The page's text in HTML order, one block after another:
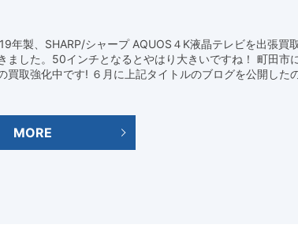
年製、SHARP/シャープ AQUOS４K液晶テレビを出張買取
ました。50インチとなるとやはり大きいですね！ 町田市
買取強化中です! ６月に上記タイトルのブログを公開した
MORE